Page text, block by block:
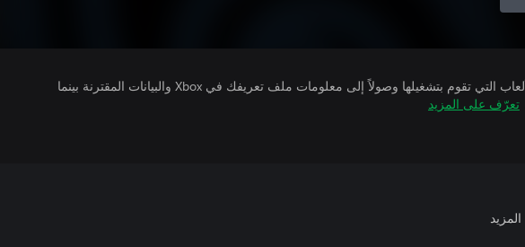
يتلقى ناشرو الألعاب التي تقوم بتشغيلها وصولاً إلى معلومات ملف تعريفك في Xbox والبيانات المقترنة بينما
تعرّف على المزيد
المزيد